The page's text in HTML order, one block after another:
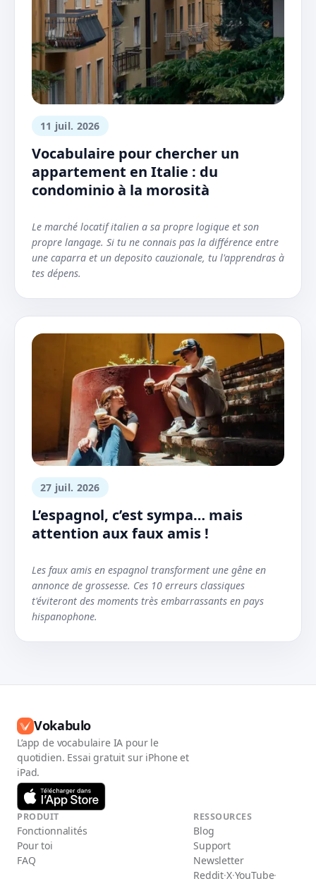
11 juil. 2026
Vocabulaire pour chercher un
appartement en Italie : du
condominio à la morosità
Le marché locatif italien a sa propre logique et son
propre langage. Si tu ne connais pas la différence entre
une caparra et un deposito cauzionale, tu l'apprendras à
tes dépens.
27 juil. 2026
L’espagnol, c’est sympa… mais
attention aux faux amis !
Les faux amis en espagnol transforment une gêne en
annonce de grossesse. Ces 10 erreurs classiques
t'éviteront des moments très embarrassants en pays
hispanophone.
Vokabulo
L’app de vocabulaire IA pour le
quotidien. Essai gratuit sur iPhone et
iPad.
PRODUIT
Fonctionnalités
Pour toi
FAQ
RESSOURCES
Blog
Support
Newsletter
Reddit·X·YouTube·